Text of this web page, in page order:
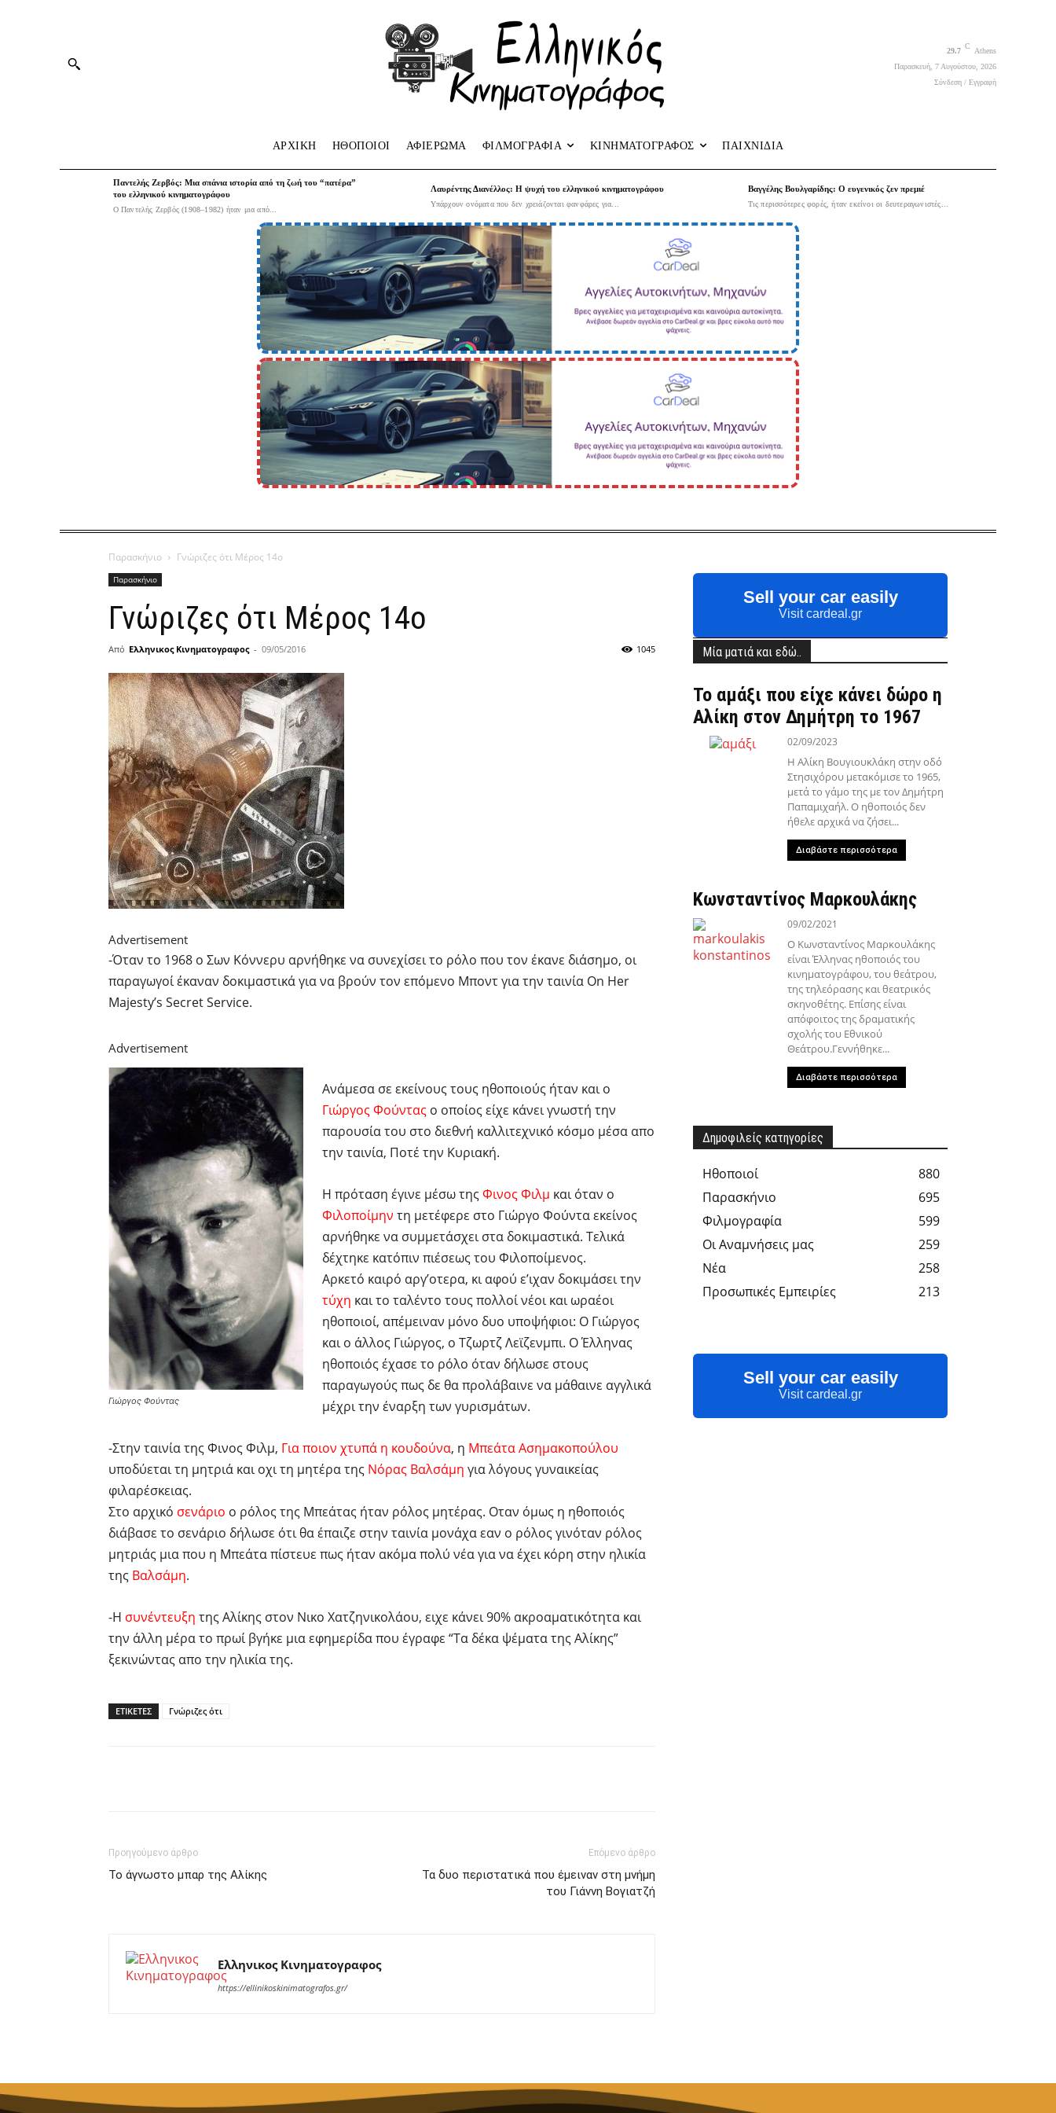
29.7
C
Athens
Παρασκευή, 7 Αυγούστου, 2026
Σύνδεση / Εγγραφή
ΑΡΧΙΚΗ HΘΟΠΟΙΟΙ ΑΦΙΕΡΩΜΑ ΦΙΛΜΟΓΡΑΦΙΑ ΚΙΝΗΜΑΤΟΓΡΑΦΟΣ ΠΑΙΧΝΙΔΙΑ
Παντελής Ζερβός: Μια σπάνια ιστορία από τη ζωή του “πατέρα”
του ελληνικού κινηματογράφου
Ο Παντελής Ζερβός (1908–1982) ήταν μια από...
Λαυρέντης Διανέλλος: Η ψυχή του ελληνικού κινηματογράφου
Υπάρχουν ονόματα που δεν χρειάζονται φανφάρες για...
Βαγγέλης Βουλγαρίδης: Ο ευγενικός ζεν πρεμιέ
Τις περισσότερες φορές, ήταν εκείνοι οι δευτεραγωνιστές...
Παρασκήνιο Γνώριζες ότι Μέρος 14ο
Παρασκήνιο
Γνώριζες ότι Μέρος 14ο
Από Ελληνικος Κινηματογραφος - 09/05/2016 1045
Advertisement
-Όταν το 1968 ο Σων Κόννερυ αρνήθηκε να συνεχίσει το ρόλο που τον έκανε διάσημο, οι
παραγωγοί έκαναν δοκιμαστικά για να βρούν τον επόμενο Μποντ για την ταινία On Her
Majesty’s Secret Service.
Advertisement
Γιώργος Φούντας
Ανάμεσα σε εκείνους τους ηθοποιούς ήταν και ο
Γιώργος Φούντας ο οποίος είχε κάνει γνωστή την
παρουσία του στο διεθνή καλλιτεχνικό κόσμο μέσα απο
την ταινία, Ποτέ την Κυριακή.
Η πρόταση έγινε μέσω της Φινος Φιλμ και όταν ο
Φιλοποίμην τη μετέφερε στο Γιώργο Φούντα εκείνος
αρνήθηκε να συμμετάσχει στα δοκιμαστικά. Τελικά
δέχτηκε κατόπιν πιέσεως του Φιλοποίμενος.
Αρκετό καιρό αργ’οτερα, κι αφού ε’ιχαν δοκιμάσει την
τύχη και το ταλέντο τους πολλοί νέοι και ωραέοι
ηθοποιοί, απέμειναν μόνο δυο υποψήφιοι: Ο Γιώργος
και ο άλλος Γιώργος, ο Tζωρτζ Λεϊζενμπι. O Έλληνας
ηθοποιός έχασε το ρόλο όταν δήλωσε στους
παραγωγούς πως δε θα προλάβαινε να μάθαινε αγγλικά
μέχρι την έναρξη των γυρισμάτων.
-Στην ταινία της Φινος Φιλμ, Για ποιον χτυπά η κουδούνα, η Μπεάτα Ασημακοπούλου
υποδύεται τη μητριά και οχι τη μητέρα της Νόρας Βαλσάμη για λόγους γυναικείας
φιλαρέσκειας.
Στο αρχικό σενάριο ο ρόλος της Μπεάτας ήταν ρόλος μητέρας. Οταν όμως η ηθοποιός
διάβασε το σενάριο δήλωσε ότι θα έπαιζε στην ταινία μονάχα εαν ο ρόλος γινόταν ρόλος
μητριάς μια που η Μπεάτα πίστευε πως ήταν ακόμα πολύ νέα για να έχει κόρη στην ηλικία
της Βαλσάμη.
-Η συνέντευξη της Αλίκης στον Νικο Χατζηνικολάου, ειχε κάνει 90% ακροαματικότητα και
την άλλη μέρα το πρωί βγήκε μια εφημερίδα που έγραφε “Τα δέκα ψέματα της Αλίκης”
ξεκινώντας απο την ηλικία της.
ΕΤΙΚΕΤΕΣ Γνώριζες ότι
Προηγούμενο άρθρο
Το άγνωστο μπαρ της Αλίκης
Επόμενο άρθρο
Τα δυο περιστατικά που έμειναν στη μνήμη
του Γιάννη Βογιατζή
Ελληνικος Κινηματογραφος
https://ellinikoskinimatografos.gr/
Sell your car easily
Visit cardeal.gr
Μία ματιά και εδώ..
Το αμάξι που είχε κάνει δώρο η
Αλίκη στον Δημήτρη το 1967
02/09/2023
Η Αλίκη Βουγιουκλάκη στην οδό
Στησιχόρου μετακόμισε το 1965,
μετά το γάμο της με τον Δημήτρη
Παπαμιχαήλ. Ο ηθοποιός δεν
ήθελε αρχικά να ζήσει...
Διαβάστε περισσότερα
Κωνσταντίνος Μαρκουλάκης
09/02/2021
Ο Κωνσταντίνος Μαρκουλάκης
είναι Έλληνας ηθοποιός του
κινηματογράφου, του θεάτρου,
της τηλεόρασης και θεατρικός
σκηνοθέτης. Επίσης είναι
απόφοιτος της δραματικής
σχολής του Εθνικού
Θεάτρου.Γεννήθηκε...
Διαβάστε περισσότερα
Δημοφιλείς κατηγορίες
Hθοποιοί
880
Παρασκήνιο
695
Φιλμογραφία
599
Οι Αναμνήσεις μας
259
Νέα
258
Προσωπικές Εμπειρίες
213
Sell your car easily
Visit cardeal.gr